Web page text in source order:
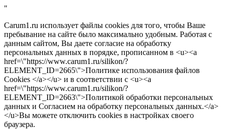
"
Carum1.ru использует файлы cookies для того, чтобы Ваше
пребывание на сайте было максимально удобным. Работая с
данным сайтом, Вы даете согласие на обработку
персональных данных в порядке, прописанном в <u><a
href=\"https://www.carum1.ru/silikon/?
ELEMENT_ID=2665\">Политике использования файлов
Cookies </a></u> и в соответствии с <u><a
href=\"https://www.carum1.ru/silikon/?
ELEMENT_ID=2663\">Политикой обработки персональных
данных и Согласием на обработку персональных данных.</a>
</u>Вы можете отключить cookies в настройках своего
браузера.